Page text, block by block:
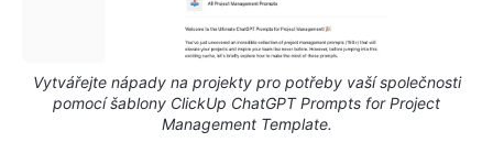
Vytvářejte nápady na projekty pro potřeby vaší společnosti
pomocí šablony ClickUp ChatGPT Prompts for Project
Management Template.